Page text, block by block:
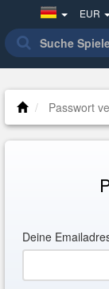
EUR
Passwort
Deine